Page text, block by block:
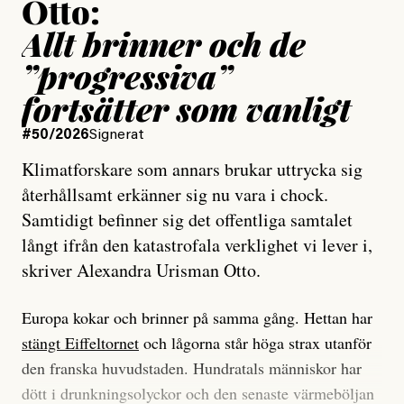
Otto:
Allt brinner och de
”progressiva”
fortsätter som vanligt
#50/2026Signerat
Klimatforskare som annars brukar uttrycka sig
återhållsamt erkänner sig nu vara i chock.
Samtidigt befinner sig det offentliga samtalet
långt ifrån den katastrofala verklighet vi lever i,
skriver Alexandra Urisman Otto.
Europa kokar och brinner på samma gång. Hettan har
stängt Eiffeltornet och lågorna står höga strax utanför
den franska huvudstaden. Hundratals människor har
dött i drunkningsolyckor och den senaste värmeböljan